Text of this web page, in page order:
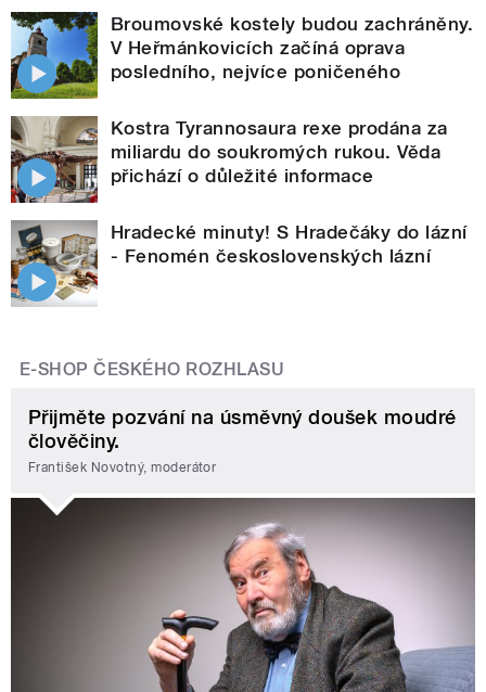
Broumovské kostely budou zachráněny.
V Heřmánkovicích začíná oprava
posledního, nejvíce poničeného
Kostra Tyrannosaura rexe prodána za
miliardu do soukromých rukou. Věda
přichází o důležité informace
Hradecké minuty! S Hradečáky do lázní
- Fenomén československých lázní
E-SHOP ČESKÉHO ROZHLASU
Přijměte pozvání na úsměvný doušek moudré
člověčiny.
František Novotný, moderátor